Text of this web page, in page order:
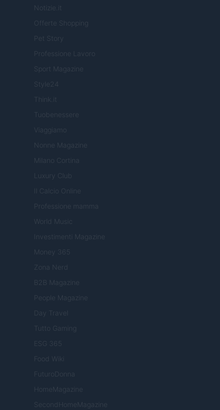
Notizie.it
Offerte Shopping
Pet Story
Professione Lavoro
Sport Magazine
Style24
Think.it
Tuobenessere
Viaggiamo
Nonne Magazine
Milano Cortina
Luxury Club
Il Calcio Online
Professione mamma
World Music
Investimenti Magazine
Money 365
Zona Nerd
B2B Magazine
People Magazine
Day Travel
Tutto Gaming
ESG 365
Food Wiki
FuturoDonna
HomeMagazine
SecondHomeMagazine